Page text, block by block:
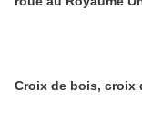
Croix de bois, croix